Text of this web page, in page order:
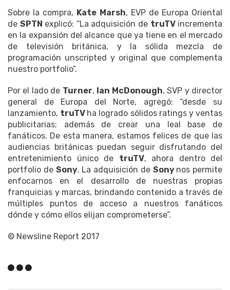
Sobre la compra, Kate Marsh, EVP de Europa Oriental
de SPTN explicó: “La adquisición de truTV incrementa
en la expansión del alcance que ya tiene en el mercado
de televisión británica, y la sólida mezcla de
programación unscripted y original que complementa
nuestro portfolio”.
Por el lado de Turner, Ian McDonough, SVP y director
general de Europa del Norte, agregó: “desde su
lanzamiento, truTV ha logrado sólidos ratings y ventas
publicitarias; además de crear una leal base de
fanáticos. De esta manera, estamos felices de que las
audiencias británicas puedan seguir disfrutando del
entretenimiento único de truTV, ahora dentro del
portfolio de Sony. La adquisición de Sony nos permite
enfocarnos en el desarrollo de nuestras propias
franquicias y marcas, brindando contenido a través de
múltiples puntos de acceso a nuestros fanáticos
dónde y cómo ellos elijan comprometerse”.
© Newsline Report 2017